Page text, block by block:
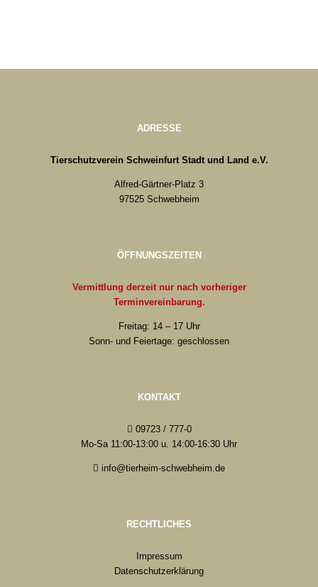
ADRESSE
Tierschutzverein Schweinfurt Stadt und Land e.V.
Alfred-Gärtner-Platz 3
97525 Schwebheim
ÖFFNUNGSZEITEN
Vermittlung derzeit nur nach vorheriger
Terminvereinbarung.
Freitag: 14 – 17 Uhr
Sonn- und Feiertage: geschlossen
KONTAKT
09723 / 777-0
Mo-Sa 11:00-13:00 u. 14:00-16:30 Uhr
info@tierheim-schwebheim.de
RECHTLICHES
Impressum
Datenschutzerklärung